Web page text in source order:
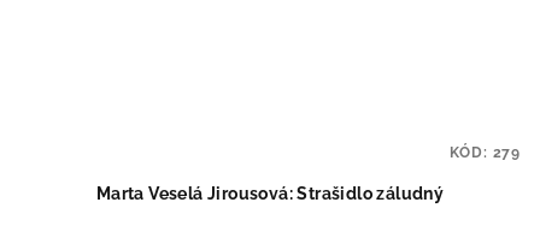
Marta Veselá Jirousová: Strašidlo záludný
KÓD: 279